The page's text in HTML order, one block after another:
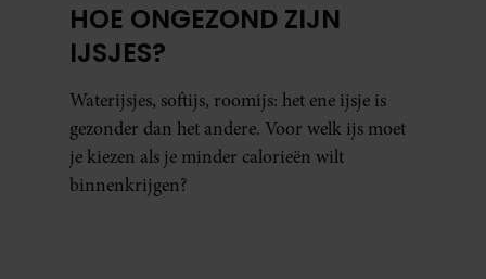
HOE ONGEZOND ZIJN
IJSJES?
Waterijsjes, softijs, roomijs: het ene ijsje is
gezonder dan het andere. Voor welk ijs moet
je kiezen als je minder calorieën wilt
binnenkrijgen?